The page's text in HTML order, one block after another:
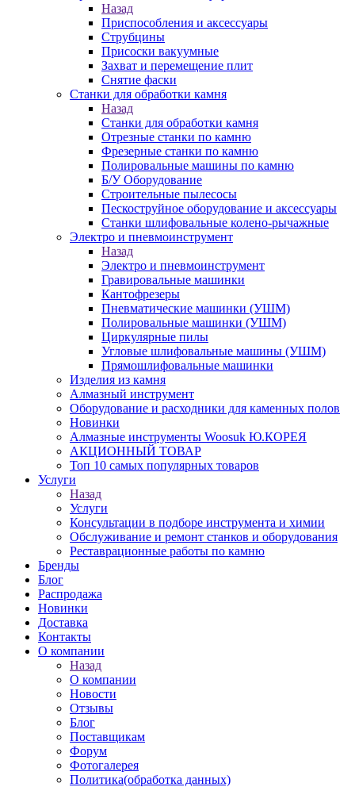
Назад
Приспособления и аксессуары
Струбцины
Присоски вакуумные
Захват и перемещение плит
Снятие фаски
Станки для обработки камня
Назад
Станки для обработки камня
Отрезные станки по камню
Фрезерные станки по камню
Полировальные машины по камню
Б/У Оборудование
Строительные пылесосы
Пескоструйное оборудование и аксессуары
Станки шлифовальные колено-рычажные
Электро и пневмоинструмент
Назад
Электро и пневмоинструмент
Гравировальные машинки
Кантофрезеры
Пневматические машинки (УШМ)
Полировальные машинки (УШМ)
Циркулярные пилы
Угловые шлифовальные машины (УШМ)
Прямошлифовальные машинки
Изделия из камня
Алмазный инструмент
Оборудование и расходники для каменных полов
Новинки
Алмазные инструменты Woosuk Ю.КОРЕЯ
АКЦИОННЫЙ ТОВАР
Топ 10 самых популярных товаров
Услуги
Назад
Услуги
Консультации в подборе инструмента и химии
Обслуживание и ремонт станков и оборудования
Реставрационные работы по камню
Бренды
Блог
Распродажа
Новинки
Доставка
Контакты
О компании
Назад
О компании
Новости
Отзывы
Блог
Поставщикам
Форум
Фотогалерея
Политика(обработка данных)